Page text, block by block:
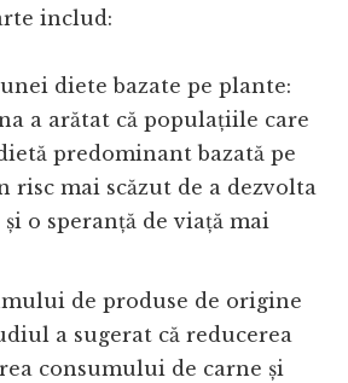
includ:
diete bazate pe plante:
a arătat că populațiile care
predominant bazată pe
risc mai scăzut de a dezvolta
o speranță de viață mai
de produse de origine
a sugerat că reducerea
consumului de carne și